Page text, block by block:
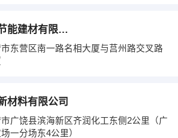
山东智胜节能建材有限公司
东营区南一路名相大厦与莒州路交叉路
材料有限公司
广饶县滨海新区齐润化工东侧2公里（广
一分场东4公里）